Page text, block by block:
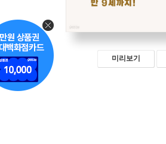
미리보기